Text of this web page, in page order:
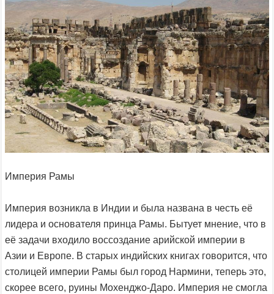
Империя Рамы
Империя возникла в Индии и была названа в честь её
лидера и основателя принца Рамы. Бытует мнение, что в
её задачи входило воссоздание арийской империи в
Азии и Европе. В старых индийских книгах говорится, что
столицей империи Рамы был город Нармини, теперь это,
скорее всего, руины Мохенджо-Даро. Империя не смогла